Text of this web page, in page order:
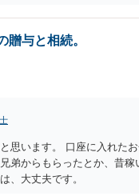
。 倒れた弁護士が所属す
ます。 倒れた弁護士は脳
り、復代理を倒れた弁護
復代理人の選任は有効な
贈与と相続。
思います。 口座に入れた
弟からもらったとか、昔稼
、大丈夫です。